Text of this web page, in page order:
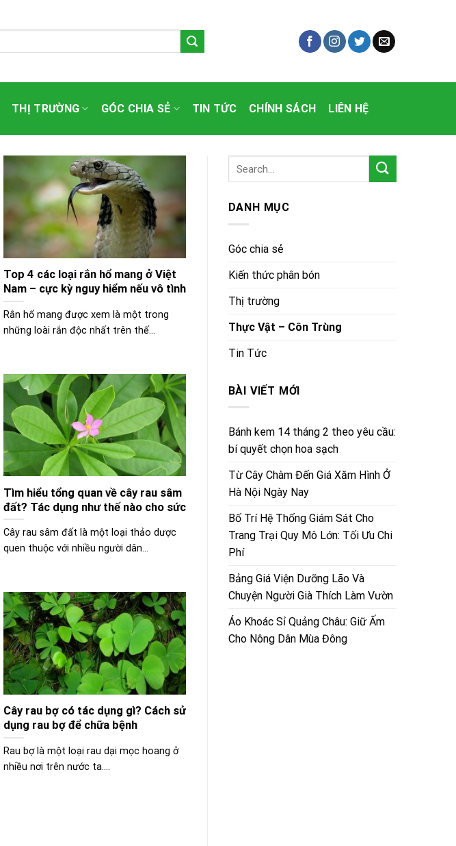
THỊ TRƯỜNG GÓC CHIA SẺ TIN TỨC CHÍNH SÁCH LIÊN HỆ
Top 4 các loại rắn hổ mang ở Việt
Nam – cực kỳ nguy hiểm nếu vô tình
gặp chúng
Rắn hổ mang được xem là một trong
những loài rắn độc nhất trên thế...
Tìm hiểu tổng quan về cây rau sâm
đất? Tác dụng như thế nào cho sức
khỏe con người
Cây rau sâm đất là một loại thảo dược
quen thuộc với nhiều người dân...
Cây rau bợ có tác dụng gì? Cách sử
dụng rau bợ để chữa bệnh
Rau bợ là một loại rau dại mọc hoang ở
nhiều nơi trên nước ta....
DANH MỤC
Góc chia sẻ
Kiến thức phân bón
Thị trường
Thực Vật – Côn Trùng
Tin Tức
BÀI VIẾT MỚI
Bánh kem 14 tháng 2 theo yêu cầu:
bí quyết chọn hoa sạch
Từ Cây Chàm Đến Giá Xăm Hình Ở
Hà Nội Ngày Nay
Bố Trí Hệ Thống Giám Sát Cho
Trang Trại Quy Mô Lớn: Tối Ưu Chi
Phí
Bảng Giá Viện Dưỡng Lão Và
Chuyện Người Già Thích Làm Vườn
Áo Khoác Sỉ Quảng Châu: Giữ Ấm
Cho Nông Dân Mùa Đông